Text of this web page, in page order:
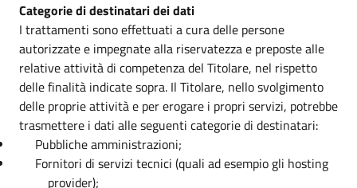
Categorie di destinatari dei dati
I trattamenti sono effettuati a cura delle persone
autorizzate e impegnate alla riservatezza e preposte alle
relative attività di competenza del Titolare, nel rispetto
delle finalità indicate sopra. Il Titolare, nello svolgimento
delle proprie attività e per erogare i propri servizi, potrebbe
trasmettere i dati alle seguenti categorie di destinatari:
Pubbliche amministrazioni;
Fornitori di servizi tecnici (quali ad esempio gli hosting
provider);